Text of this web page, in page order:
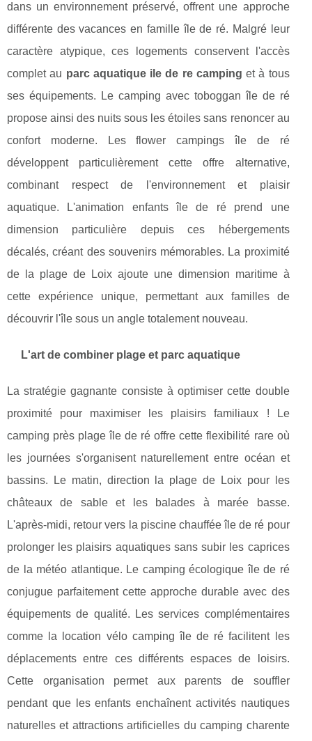
dans un environnement préservé, offrent une approche
différente des vacances en famille île de ré. Malgré leur
caractère atypique, ces logements conservent l'accès
complet au parc aquatique ile de re camping et à tous
ses équipements. Le camping avec toboggan île de ré
propose ainsi des nuits sous les étoiles sans renoncer au
confort moderne. Les flower campings île de ré
développent particulièrement cette offre alternative,
combinant respect de l'environnement et plaisir
aquatique. L'animation enfants île de ré prend une
dimension particulière depuis ces hébergements
décalés, créant des souvenirs mémorables. La proximité
de la plage de Loix ajoute une dimension maritime à
cette expérience unique, permettant aux familles de
découvrir l'île sous un angle totalement nouveau.
L'art de combiner plage et parc aquatique
La stratégie gagnante consiste à optimiser cette double
proximité pour maximiser les plaisirs familiaux ! Le
camping près plage île de ré offre cette flexibilité rare où
les journées s'organisent naturellement entre océan et
bassins. Le matin, direction la plage de Loix pour les
châteaux de sable et les balades à marée basse.
L'après-midi, retour vers la piscine chauffée île de ré pour
prolonger les plaisirs aquatiques sans subir les caprices
de la météo atlantique. Le camping écologique île de ré
conjugue parfaitement cette approche durable avec des
équipements de qualité. Les services complémentaires
comme la location vélo camping île de ré facilitent les
déplacements entre ces différents espaces de loisirs.
Cette organisation permet aux parents de souffler
pendant que les enfants enchaînent activités nautiques
naturelles et attractions artificielles du camping charente